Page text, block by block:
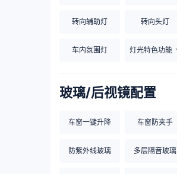
转向辅助灯 转向头灯
车内氛围灯 灯光特色功能
玻璃/后视镜配置
车窗一键升降 车窗防夹手
防紫外线玻璃 多层隔音玻璃